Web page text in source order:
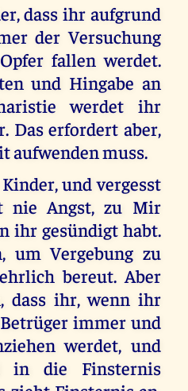
dass ihr aufgrund
der Versuchung
fallen werdet.
und Hingabe an
werdet ihr
Das erfordert aber,
aufwenden muss.
und vergesst
nie Angst, zu Mir
ihr gesündigt habt.
um Vergebung zu
bereut. Aber
dass ihr, wenn ihr
immer und
werdet, und
in die Finsternis